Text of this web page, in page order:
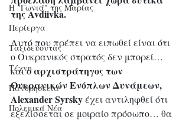
Η "Γωνιά" της Μαρίας
Περίεργα
Ταξιδεύοντας
Τέχνη
Πανθρησκεία
Πολεμικά Νέα
της Avdiivka.
Αυτό που πρέπει να ειπωθεί είναι ότι
ο Ουκρανικός στρατός δεν μπορεί…
και ο αρχιστράτηγος των
Ουκρανικών Ενόπλων Δυνάμεων,
Alexander Syrsky έχει αντιληφθεί ότι
εξελίσσεται σε μοιραίο πρόσωπο… θα